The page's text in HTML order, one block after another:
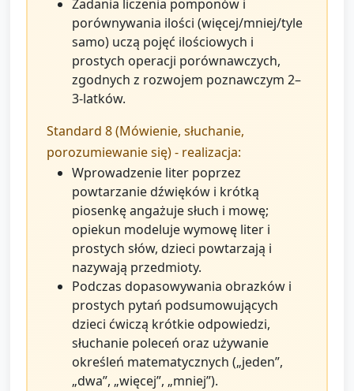
Zadania liczenia pomponów i
porównywania ilości (więcej/mniej/tyle
samo) uczą pojęć ilościowych i
prostych operacji porównawczych,
zgodnych z rozwojem poznawczym 2–
3-latków.
Standard 8 (Mówienie, słuchanie,
porozumiewanie się) - realizacja:
Wprowadzenie liter poprzez
powtarzanie dźwięków i krótką
piosenkę angażuje słuch i mowę;
opiekun modeluje wymowę liter i
prostych słów, dzieci powtarzają i
nazywają przedmioty.
Podczas dopasowywania obrazków i
prostych pytań podsumowujących
dzieci ćwiczą krótkie odpowiedzi,
słuchanie poleceń oraz używanie
określeń matematycznych („jeden”,
„dwa”, „więcej”, „mniej”).